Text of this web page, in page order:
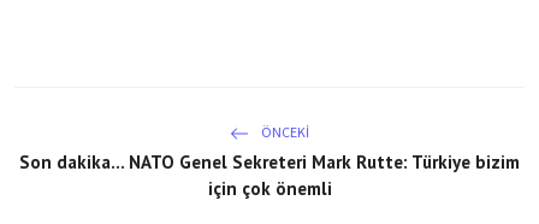
ÖNCEKI
Son dakika... NATO Genel Sekreteri Mark Rutte: Türkiye bizim
için çok önemli